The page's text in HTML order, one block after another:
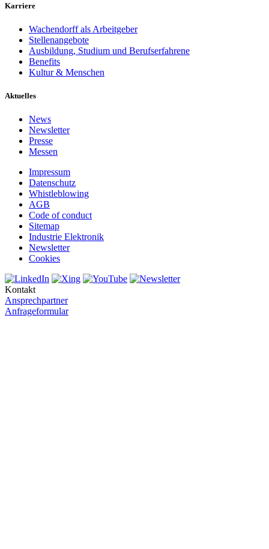
Karriere
Wachendorff als Arbeitgeber
Stellenangebote
Ausbildung, Studium und Berufserfahrene
Benefits
Kultur & Menschen
Aktuelles
News
Newsletter
Presse
Messen
Impressum
Datenschutz
Whistleblowing
AGB
Code of conduct
Sitemap
Industrie Elektronik
Newsletter
Cookies
Kontakt
Ansprechpartner
Anfrageformular